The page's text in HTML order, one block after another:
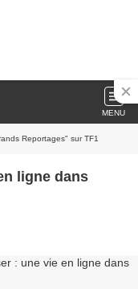
MENU
Reportages" sur TF1
ligne dans